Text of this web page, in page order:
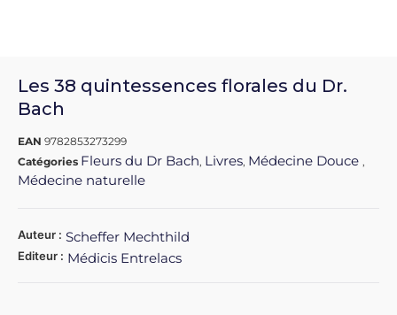
Les 38 quintessences florales du Dr.
Bach
EAN 9782853273299
Catégories Fleurs du Dr Bach, Livres, Médecine Douce ,
Médecine naturelle
Auteur : Scheffer Mechthild
Editeur : Médicis Entrelacs